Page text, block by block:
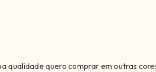
qualidade quero comprar em outras